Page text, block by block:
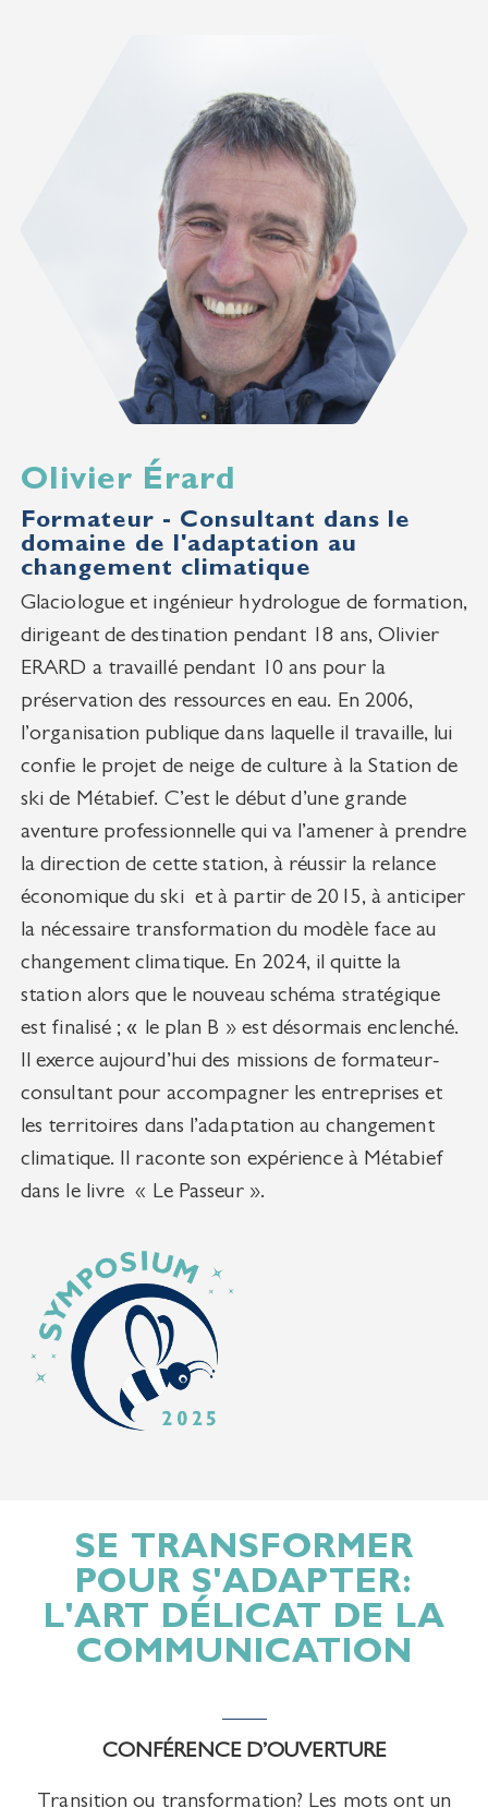
Olivier Érard
Formateur - Consultant dans le
domaine de l'adaptation au
changement climatique
Glaciologue et ingénieur hydrologue de formation,
dirigeant de destination pendant 18 ans, Olivier
ERARD a travaillé pendant 10 ans pour la
préservation des ressources en eau. En 2006,
l’organisation publique dans laquelle il travaille, lui
confie le projet de neige de culture à la Station de
ski de Métabief. C’est le début d’une grande
aventure professionnelle qui va l’amener à prendre
la direction de cette station, à réussir la relance
économique du ski et à partir de 2015, à anticiper
la nécessaire transformation du modèle face au
changement climatique. En 2024, il quitte la
station alors que le nouveau schéma stratégique
est finalisé ;« le plan B »est désormais enclenché.
Il exerce aujourd’hui des missions de formateur-
consultant pour accompagner les entreprises et
les territoires dans l’adaptation au changement
climatique. Il raconte son expérience à Métabief
dans le livre « Le Passeur ».
SE TRANSFORMER
POUR S'ADAPTER:
L'ART DÉLICAT DE LA
COMMUNICATION
CONFÉRENCE D’OUVERTURE
Transition ou transformation? Les mots ont un